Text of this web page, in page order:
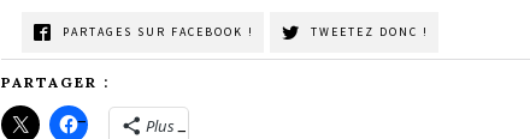
PARTAGES SUR FACEBOOK ! TWEETEZ DONC !
PARTAGER :
Plus